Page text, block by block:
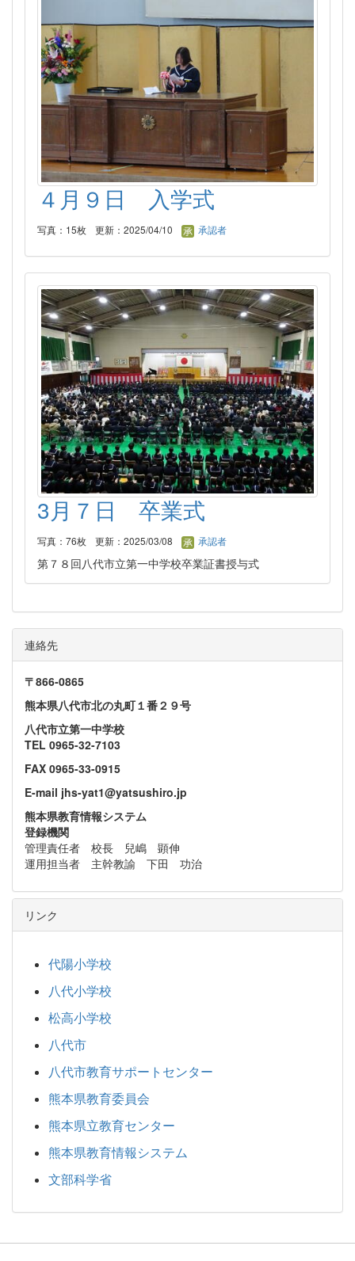
４月９日 入学式
写真：15枚 更新：2025/04/10 承認者
3月７日 卒業式
写真：76枚 更新：2025/03/08 承認者
第７８回八代市立第一中学校卒業証書授与式
連絡先
〒866‐0865
熊本県八代市北の丸町１番２９号
八代市立第一中学校
TEL 0965-32-7103
FAX 0965-33-0915
E-mail jhs-yat1@yatsushiro.jp
熊本県教育情報システム
登録機関
管理責任者 校長 兒嶋 顕伸
運用担当者 主幹教諭 下田 功治
リンク
代陽小学校
八代小学校
松高小学校
八代市
八代市教育サポートセンター
熊本県教育委員会
熊本県立教育センター
熊本県教育情報システム
文部科学省